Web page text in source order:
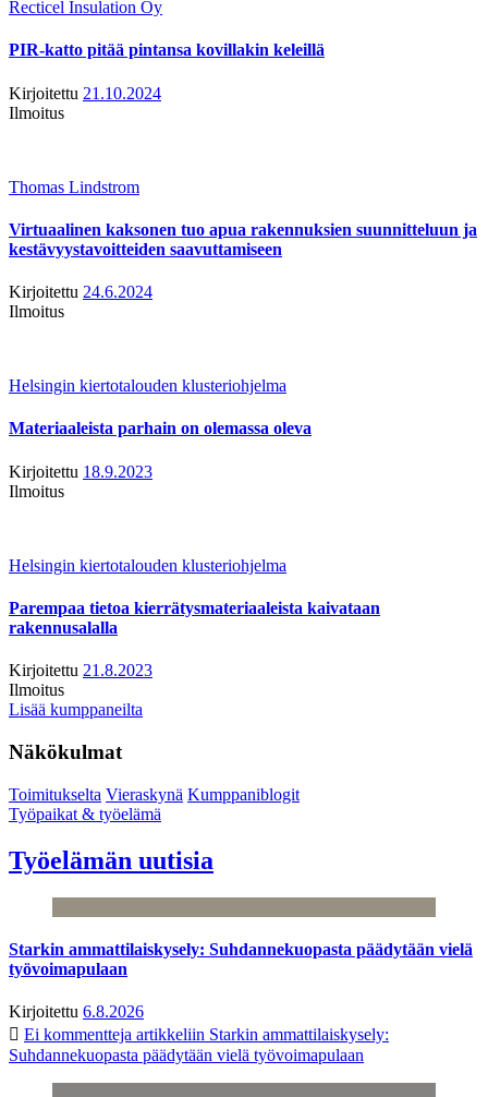
Recticel Insulation Oy
PIR-katto pitää pintansa kovillakin keleillä
Kirjoitettu 21.10.2024
Ilmoitus
Thomas Lindstrom
Virtuaalinen kaksonen tuo apua rakennuksien suunnitteluun ja
kestävyystavoitteiden saavuttamiseen
Kirjoitettu 24.6.2024
Ilmoitus
Helsingin kiertotalouden klusteriohjelma
Materiaaleista parhain on olemassa oleva
Kirjoitettu 18.9.2023
Ilmoitus
Helsingin kiertotalouden klusteriohjelma
Parempaa tietoa kierrätysmateriaaleista kaivataan
rakennusalalla
Kirjoitettu 21.8.2023
Ilmoitus
Lisää kumppaneilta
Näkökulmat
Toimitukselta Vieraskynä Kumppaniblogit
Työpaikat & työelämä
Työelämän uutisia
Starkin ammattilaiskysely: Suhdannekuopasta päädytään vielä
työvoimapulaan
Kirjoitettu 6.8.2026
Ei kommentteja artikkeliin Starkin ammattilaiskysely:
Suhdannekuopasta päädytään vielä työvoimapulaan